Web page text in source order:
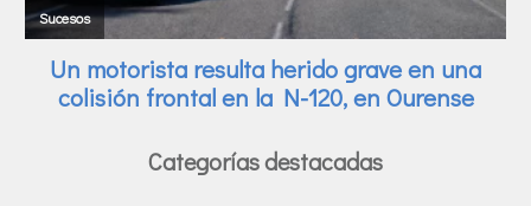
Categorías destacadas